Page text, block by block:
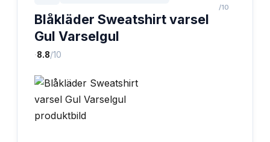
Blåkläder Sweatshirt varsel
Gul Varselgul
·8.8/10
/10